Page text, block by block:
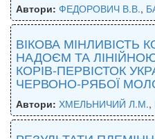
Автори: ФЕДОРОВИЧ В.В.,
ВІКОВА МІНЛИВІСТЬ
НАДОЄМ ТА
КОРІВ-ПЕРВІСТОК
ЧЕРВОНО-РЯБОЇ
Автори: ХМЕЛЬНИЧИЙ Л.М.,